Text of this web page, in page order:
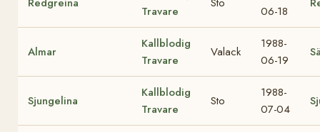
Travare
06-18
Almar
Kallblodig
Travare
Valack
1988-
06-19
Sjungelina
Kallblodig
Travare
Sto
1988-
07-04